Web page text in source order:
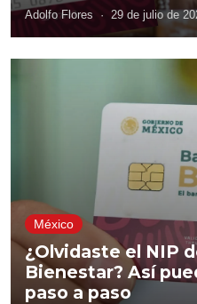
Adolfo Flores · 29 de julio de
México
¿Olvidaste el NIP
Bienestar? Así
paso a paso